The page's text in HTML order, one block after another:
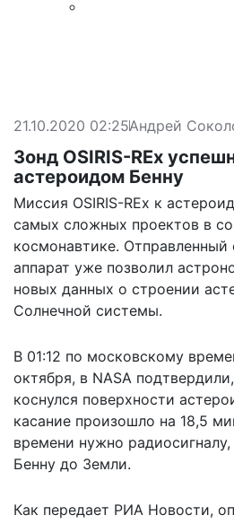
21.10.2020 02:25Андрей
Зонд OSIRIS-REx
астероидом Бенну
Миссия OSIRIS-REx к
самых сложных проектов в
космонавтике. Отправленный
аппарат уже позволил
новых данных о строении
Солнечной системы.
В 01:12 по московскому
октября, в NASA
коснулся поверхности
касание произошло на 18,5
времени нужно
Бенну до Земли.
Как передает РИА Новости,